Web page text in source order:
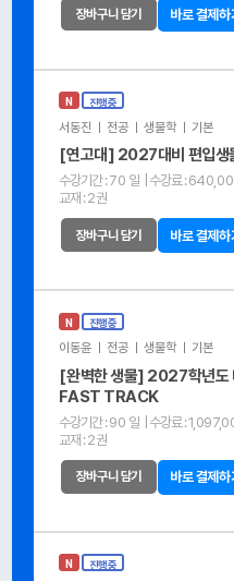
장바구니 담기 바로 결제하
N 진행중
서동진 ㅣ 전공 ㅣ 생물학 ㅣ 기본
[연고대] 2027대비 편입생
수강기간 :70 일 | 수강료 :
교재 :2권
장바구니 담기 바로 결제하
N 진행중
이동윤 ㅣ 전공 ㅣ 생물학 ㅣ 기본
[완벽한 생물] 2027학년도
FAST TRACK
수강기간 :90 일 | 수강료 :
교재 :2권
장바구니 담기 바로 결제하
N 진행중